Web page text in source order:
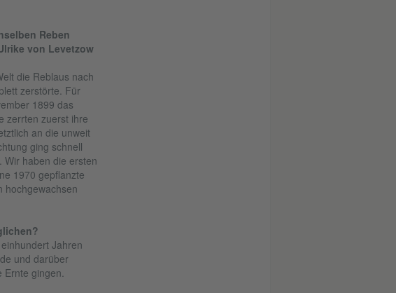
Reben
von Levetzow
die Reblaus nach
zerstörte. Für
1899 das
zerrten zuerst ihre
an die unweit
ging schnell
haben die ersten
1970 gepflanzte
hochgewachsen
Jahren
und darüber
Ernte gingen.